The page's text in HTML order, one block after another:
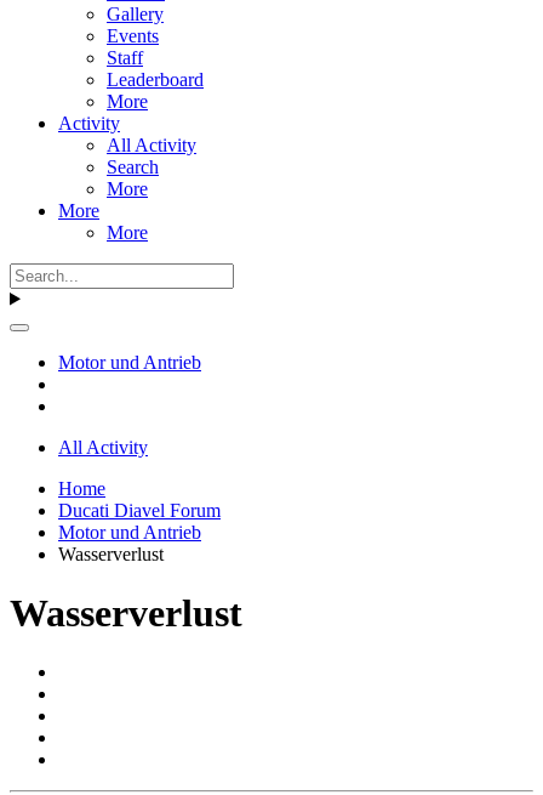
Gallery
Events
Staff
Leaderboard
More
Activity
All Activity
Search
More
More
More
Motor und Antrieb
All Activity
Home
Ducati Diavel Forum
Motor und Antrieb
Wasserverlust
Wasserverlust